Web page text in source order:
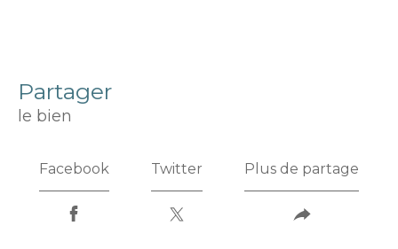
partager
le bien
Facebook Twitter Plus de partage